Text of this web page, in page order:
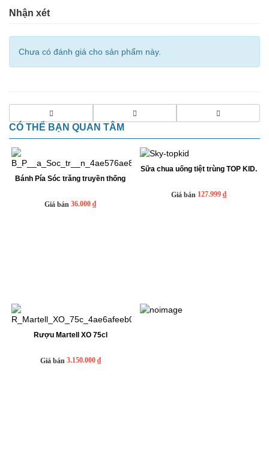
Nhận xét
Chưa có đánh giá cho sản phẩm này.
CÓ THỂ BẠN QUAN TÂM
Bánh Pía Sóc trăng truyền thống
Giá bán 36.000 ₫
Sữa chua uống tiệt trùng TOP KID.
Giá bán 127.999 ₫
Rượu Martell XO 75cl
Giá bán 3.150.000 ₫